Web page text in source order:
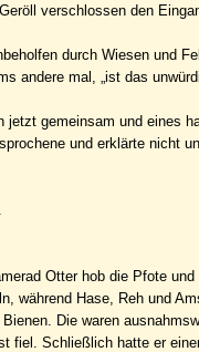
verschlossen den
durch Wiesen und
andere mal, „ist das
gemeinsam und eines
und erklärte nicht
Otter hob die Pfote
während Hase, Reh und
Die waren
fiel. Schließlich hatte er